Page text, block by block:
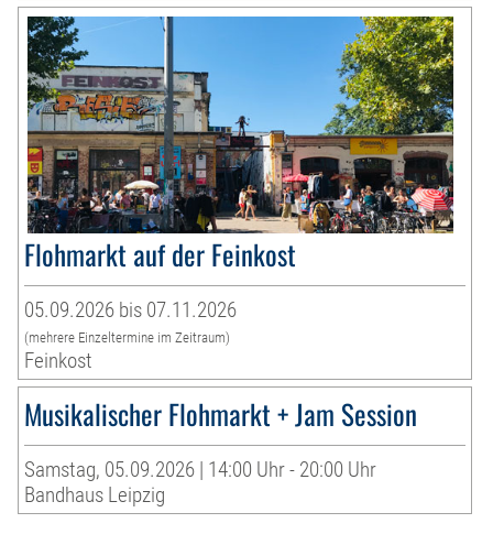
Flohmarkt auf der Feinkost
05.09.2026 bis 07.11.2026
(mehrere Einzeltermine im Zeitraum)
Feinkost
Musikalischer Flohmarkt + Jam Session
Samstag, 05.09.2026 | 14:00 Uhr - 20:00 Uhr
Bandhaus Leipzig